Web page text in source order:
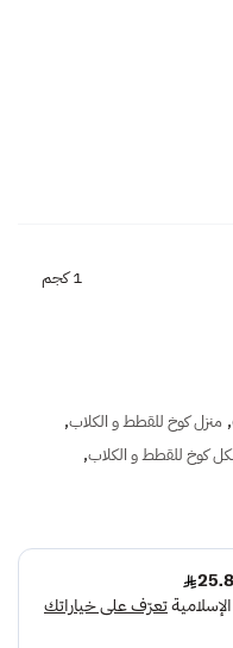
1 كجم
, منزل كوخ للقطط و الكلاب,
كوخ للقطط و الكلاب,